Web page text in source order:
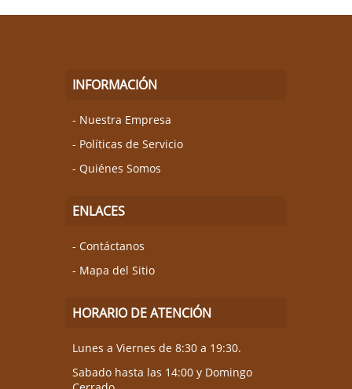
INFORMACIÓN
Nuestra Empresa
Políticas de Servicio
Quiénes Somos
ENLACES
Contáctanos
Mapa del Sitio
HORARIO DE ATENCIÓN
Lunes a Viernes de 8:30 a 19:30.
Sabado hasta las 14:00 y Domingo